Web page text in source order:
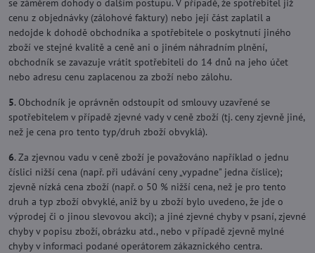
se záměrem dohody o dalším postupu. V případě, že spotřebitel již
cenu z objednávky (zálohové faktury) nebo její část zaplatil a
nedojde k dohodě obchodníka a spotřebitele o poskytnutí jiného
zboží ve stejné kvalitě a ceně ani o jiném náhradním plnění,
obchodník se zavazuje vrátit spotřebiteli do 14 dnů na jeho účet
nebo adresu cenu zaplacenou za zboží nebo zálohu.
5. Obchodník je oprávněn odstoupit od smlouvy uzavřené se
spotřebitelem v případě zjevné vady v ceně zboží (tj. ceny zjevně jiné,
než je cena pro tento typ/druh zboží obvyklá).
6. Za zjevnou vadu v ceně zboží je považováno například o jednu
číslici nižší cena (např. při udávání ceny „vypadne" jedna číslice);
zjevně nízká cena zboží (např. o 50 % nižší cena, než je pro tento
druh a typ zboží obvyklé, aniž by u zboží bylo uvedeno, že jde o
výprodej či o jinou slevovou akci); a jiné zjevné chyby v psaní, zjevné
chyby v popisu zboží, obrázku atd., nebo v případě zjevně mylné
chyby v informaci podané operátorem zákaznického centra.